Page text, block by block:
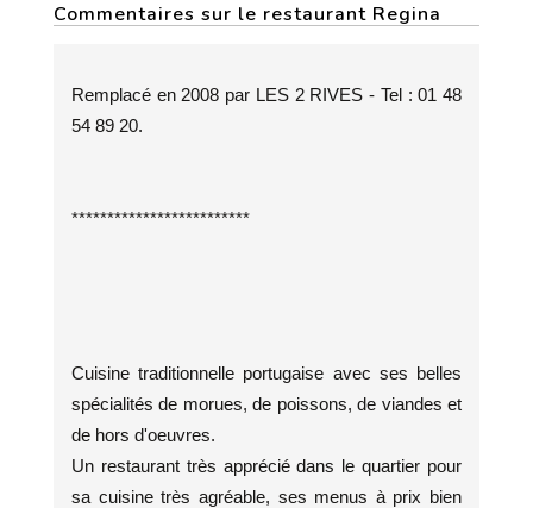
Commentaires sur le restaurant Regina
Remplacé en 2008 par LES 2 RIVES - Tel : 01 48
54 89 20.
*************************
Cuisine traditionnelle portugaise avec ses belles
spécialités de morues, de poissons, de viandes et
de hors d'oeuvres.
Un restaurant très apprécié dans le quartier pour
sa cuisine très agréable, ses menus à prix bien